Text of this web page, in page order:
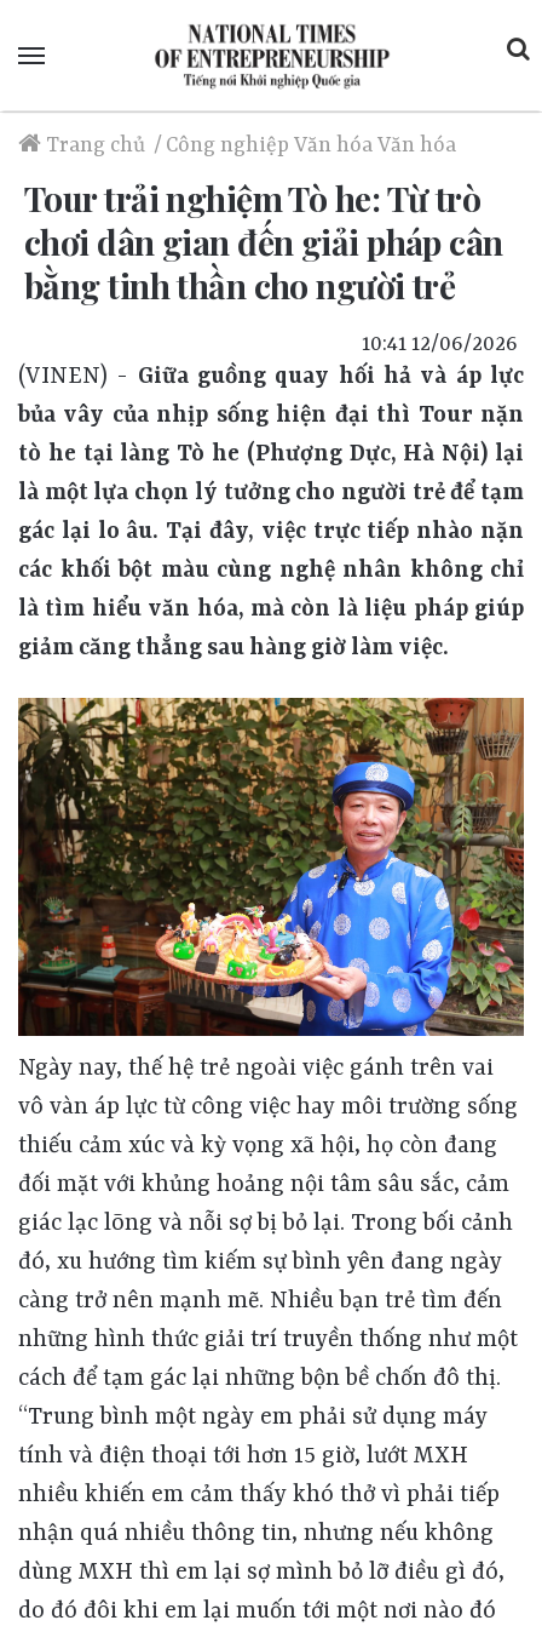
Trang chủ / Công nghiệp Văn hóa Văn hóa
Tour trải nghiệm Tò he: Từ trò
chơi dân gian đến giải pháp cân
bằng tinh thần cho người trẻ
10:41 12/06/2026
(VINEN) - Giữa guồng quay hối hả và áp lực
bủa vây của nhịp sống hiện đại thì Tour nặn
tò he tại làng Tò he (Phượng Dực, Hà Nội) lại
là một lựa chọn lý tưởng cho người trẻ để tạm
gác lại lo âu. Tại đây, việc trực tiếp nhào nặn
các khối bột màu cùng nghệ nhân không chỉ
là tìm hiểu văn hóa, mà còn là liệu pháp giúp
giảm căng thẳng sau hàng giờ làm việc.
Ngày nay, thế hệ trẻ ngoài việc gánh trên vai vô vàn áp lực từ công việc hay môi trường sống thiếu cảm xúc và kỳ vọng xã hội, họ còn đang đối mặt với khủng hoảng nội tâm sâu sắc, cảm giác lạc lõng và nỗi sợ bị bỏ lại. Trong bối cảnh đó, xu hướng tìm kiếm sự bình yên đang ngày càng trở nên mạnh mẽ. Nhiều bạn trẻ tìm đến những hình thức giải trí truyền thống như một cách để tạm gác lại những bộn bề chốn đô thị. “Trung bình một ngày em phải sử dụng máy tính và điện thoại tới hơn 15 giờ, lướt MXH nhiều khiến